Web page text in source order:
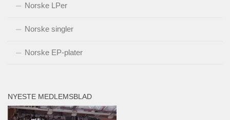
Norske LPer
Norske singler
Norske EP-plater
NYESTE MEDLEMSBLAD